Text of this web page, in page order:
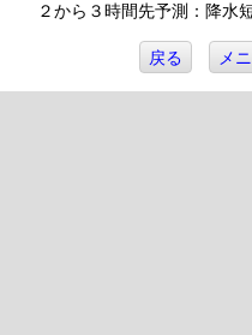
２から３時間先予測：降水
戻る メ